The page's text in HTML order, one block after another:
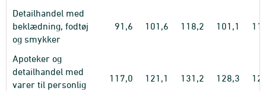
Detailhandel med
beklædning, fodtøj
og smykker
91,6 101,6 118,2 101,1
Apoteker og
detailhandel med
varer til personlig
117,0 121,1 131,2 128,3